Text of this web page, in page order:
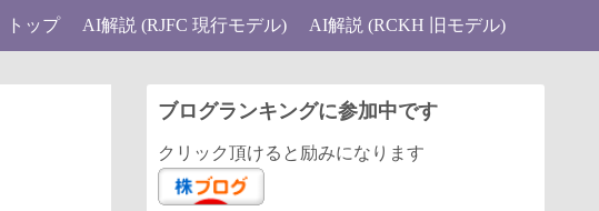
トップ AI解説 (RJFC 現行モデル) AI解説 (RCKH 旧モデル)
ブログランキングに参加中です
クリック頂けると励みになります